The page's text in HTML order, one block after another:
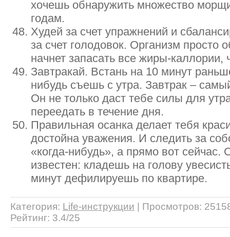
хочешь обнаружить множество
годам.
Худей за счет упражнений и
за счет голодовок. Организм просто
начнет запасать все жиры-каллории,
Завтракай. Встань на 10 минут
нибудь съешь с утра. Завтрак –
Он не только даст тебе силы для
переедать в течение дня.
Правильная осанка делает тебя
достойна уважения. И следить за
«когда-нибудь», а прямо вот сейчас.
известен: кладешь на голову
минут дефилируешь по квартире.
Категория: Life-инструкции Просмотров:
Рейтинг: 3.4/25